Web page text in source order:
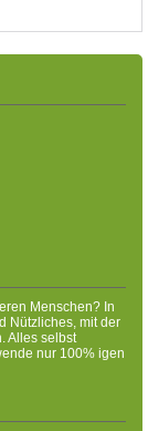
Menschen? In
Nützliches, mit der
Alles selbst
nur 100% igen